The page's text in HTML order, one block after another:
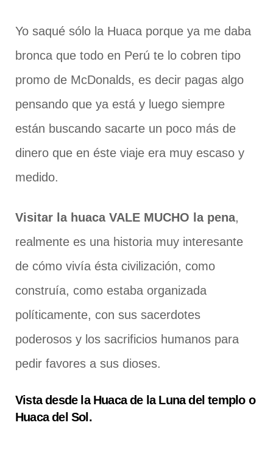
Yo saqué sólo la Huaca porque ya me daba
bronca que todo en Perú te lo cobren tipo
promo de McDonalds, es decir pagas algo
pensando que ya está y luego siempre
están buscando sacarte un poco más de
dinero que en éste viaje era muy escaso y
medido.
Visitar la huaca VALE MUCHO la pena,
realmente es una historia muy interesante
de cómo vivía ésta civilización, como
construía, como estaba organizada
políticamente, con sus sacerdotes
poderosos y los sacrificios humanos para
pedir favores a sus dioses.
Vista desde la Huaca de la Luna del templo o
Huaca del Sol.